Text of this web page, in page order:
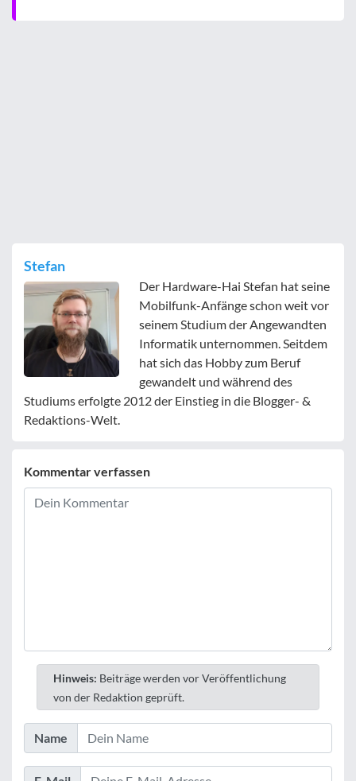
Stefan
Der Hardware-Hai Stefan hat seine
Mobilfunk-Anfänge schon weit vor
seinem Studium der Angewandten
Informatik unternommen. Seitdem
hat sich das Hobby zum Beruf
gewandelt und während des
Studiums erfolgte 2012 der Einstieg in die Blogger- &
Redaktions-Welt.
Kommentar verfassen
Hinweis: Beiträge werden vor Veröffentlichung
von der Redaktion geprüft.
Name